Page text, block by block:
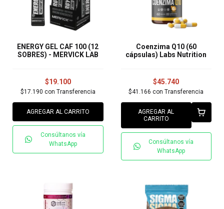
ENERGY GEL CAF 100 (12
SOBRES) - MERVICK LAB
$19.100
$17.190 con Transferencia
AGREGAR AL CARRITO
Consúltanos vía
WhatsApp
Coenzima Q10 (60
cápsulas) Labs Nutrition
$45.740
$41.166con Transferencia
AGREGAR AL
CARRITO
Consúltanos vía
WhatsApp